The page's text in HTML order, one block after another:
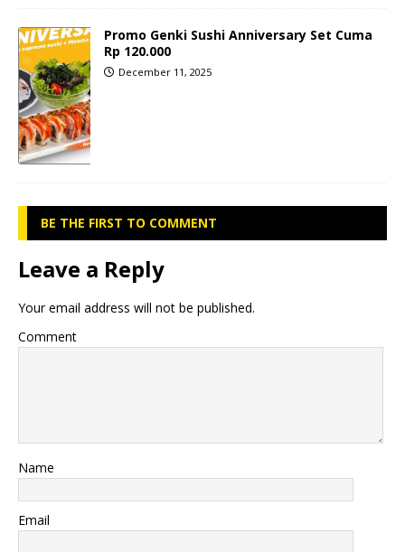
Promo Genki Sushi Anniversary Set Cuma
Rp 120.000
December 11, 2025
BE THE FIRST TO COMMENT
Leave a Reply
Your email address will not be published.
Comment
Name
Email